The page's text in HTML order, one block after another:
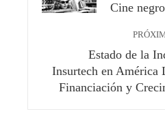
Cine
Estado de la
Insurtech en América
Financiación y